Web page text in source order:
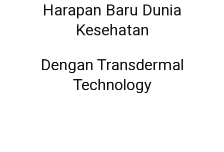
Harapan Baru Dunia
Kesehatan
Dengan Transdermal
Technology